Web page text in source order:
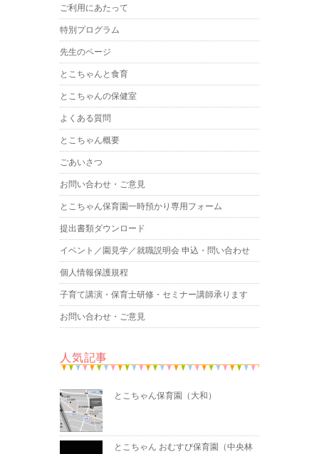
ご利用にあたって
特別プログラム
先生のページ
とこちゃんと食育
とこちゃんの保健室
よくある質問
とこちゃん概要
ごあいさつ
お問い合わせ・ご意見
とこちゃん保育園一時預かり専用フォーム
提出書類ダウンロード
イベント／園見学／就職説明会 申込・問い合わせ
個人情報保護規程
子育て講演・保育士研修・セミナー講師承ります
お問い合わせ・ご意見
人気記事
とこちゃん保育園（大和）
とこちゃん おむすび保育園（中央林